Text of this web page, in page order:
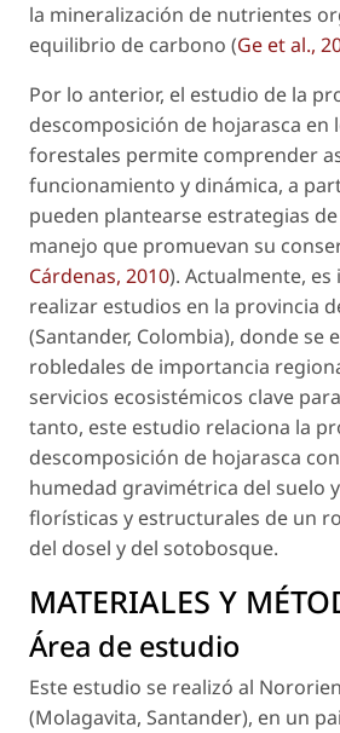
la mineralización de nutrientes
equilibrio de carbono (Ge et al.,
Por lo anterior, el estudio de la
descomposición de hojarasca en
forestales permite comprender
funcionamiento y dinámica, a
pueden plantearse estrategias
manejo que promuevan su
Cárdenas, 2010). Actualmente,
realizar estudios en la provincia
(Santander, Colombia), donde se
robledales de importancia
servicios ecosistémicos clave
tanto, este estudio relaciona la
descomposición de hojarasca
humedad gravimétrica del suelo
florísticas y estructurales de un
del dosel y del sotobosque.
MATERIALES Y
Área de estudio
Este estudio se realizó al
(Molagavita, Santander), en un